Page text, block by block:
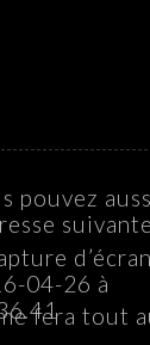
pouvez
fera tout